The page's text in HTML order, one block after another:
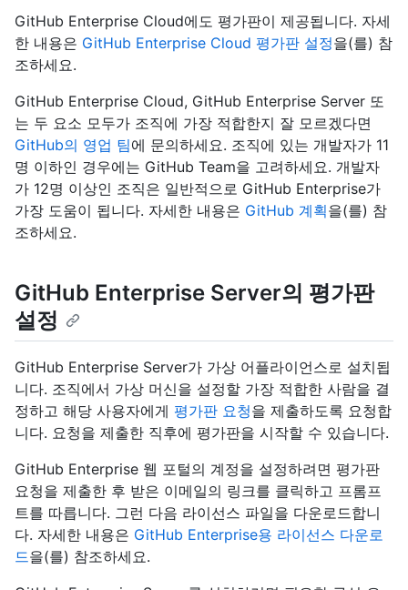
GitHub Enterprise Cloud에도 평가판이 제공됩니다. 자세
한 내용은 GitHub Enterprise Cloud 평가판 설정을(를) 참
조하세요.
GitHub Enterprise Cloud, GitHub Enterprise Server 또
는 두 요소 모두가 조직에 가장 적합한지 잘 모르겠다면
GitHub의 영업 팀에 문의하세요. 조직에 있는 개발자가 11
명 이하인 경우에는 GitHub Team을 고려하세요. 개발자
가 12명 이상인 조직은 일반적으로 GitHub Enterprise가
가장 도움이 됩니다. 자세한 내용은 GitHub 계획을(를) 참
조하세요.
GitHub Enterprise Server의 평가판
설정
GitHub Enterprise Server가 가상 어플라이언스로 설치됩
니다. 조직에서 가상 머신을 설정할 가장 적합한 사람을 결
정하고 해당 사용자에게 평가판 요청을 제출하도록 요청합
니다. 요청을 제출한 직후에 평가판을 시작할 수 있습니다.
GitHub Enterprise 웹 포털의 계정을 설정하려면 평가판
요청을 제출한 후 받은 이메일의 링크를 클릭하고 프롬프
트를 따릅니다. 그런 다음 라이선스 파일을 다운로드합니
다. 자세한 내용은 GitHub Enterprise용 라이선스 다운로
드을(를) 참조하세요.